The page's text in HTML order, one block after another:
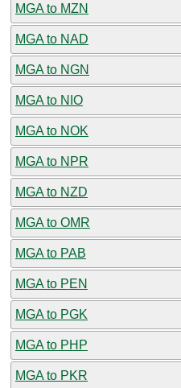
MGA to MZN
MGA to NAD
MGA to NGN
MGA to NIO
MGA to NOK
MGA to NPR
MGA to NZD
MGA to OMR
MGA to PAB
MGA to PEN
MGA to PGK
MGA to PHP
MGA to PKR